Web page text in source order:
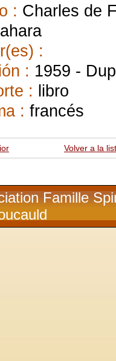
: Charles de
:
: 1959 -
: libro
: francés
Volver a la
Famille